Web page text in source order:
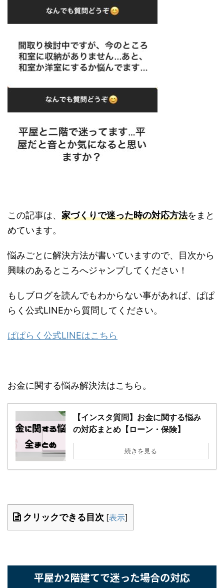
この記事は、 家づくりで迷った時の対応方法 をま
とめています。
悩みごとに解決方法が書いていますので、目次か
ら興味のあるところへジャンプしてください！
もしブログを読んでもわからない事があれば、ぱ
ぱらく公式LINEから質問してください。
ぱぱらく公式LINEはこちら
お金に関する悩み解決法はこちら。
【インスタ質問】お金に関する悩み
の対応まとめ【ローン・保険】
続きを見る
クリックできる目次 [ 表示]
平屋か2階建てで迷った場合の対応